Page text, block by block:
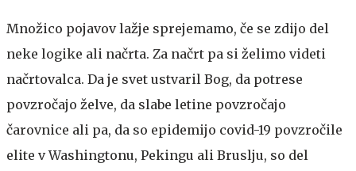
Množico pojavov lažje sprejemamo, če se zdijo del
neke logike ali načrta. Za načrt pa si želimo videti
načrtovalca. Da je svet ustvaril Bog, da potrese
povzročajo želve, da slabe letine povzročajo
čarovnice ali pa, da so epidemijo covid-19 povzročile
elite v Washingtonu, Pekingu ali Bruslju, so del